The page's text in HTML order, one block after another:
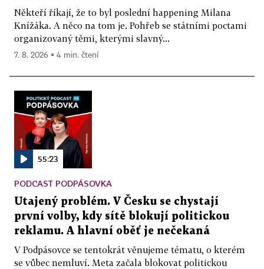
Někteří říkají, že to byl poslední happening Milana
Knížáka. A něco na tom je. Pohřeb se státními poctami
organizovaný těmi, kterými slavný...
7. 8. 2026 ▪ 4 min. čtení
55:23
PODCAST PODPÁSOVKA
Utajený problém. V Česku se chystají
první volby, kdy sítě blokují politickou
reklamu. A hlavní oběť je nečekaná
V Podpásovce se tentokrát věnujeme tématu, o kterém
se vůbec nemluví. Meta začala blokovat politickou